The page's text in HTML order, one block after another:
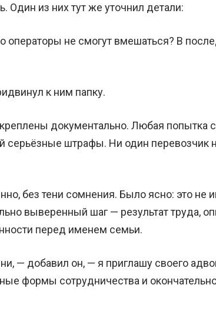
Один из них тут же уточнил детали:
операторы не смогут вмешаться? В
к ним папку.
документально. Любая попытка
серьёзные штрафы. Ни один перевозчик
без тени сомнения. Было ясно: это не
выверенный шаг — результат труда,
перед именем семьи.
— добавил он, — я приглашу своего
формы сотрудничества и